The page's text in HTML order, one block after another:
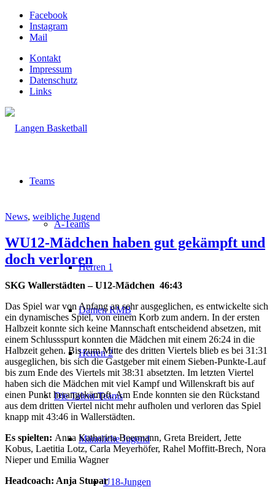
Facebook
Instagram
Mail
Kontakt
Impressum
Datenschutz
Links
Teams
A-Teams
Herren 1
Damen RMB
Herren 2
Die Talent-Teams
Männliche Jugend
U18-Jungen
News, weibliche Jugend
WU12-Mädchen haben gut gekämpft und
doch verloren
SKG Wallerstädten – U12-Mädchen 46:43
Das Spiel war von Anfang an sehr ausgeglichen, es entwickelte sich
ein dynamisches Spiel, von einem Korb zum andern. In der ersten
Halbzeit konnte sich keine Mannschaft entscheidend absetzen, mit
einem Schlussspurt konnten die Mädchen mit einem 26:24 in die
Halbzeit gehen. Bis zum Mitte des dritten Viertels blieb es bei 31:31
ausgeglichen, bis sich die Gastgeber mit einem Sieben-Punkte-Lauf
bis zum Ende des Viertels mit 38:31 absetzten. Im letzten Viertel
haben sich die Mädchen mit viel Kampf und Willenskraft bis auf
einen Punkt herangekämpft. Am Ende konnten sie den Rückstand
aus dem dritten Viertel nicht mehr aufholen und verloren das Spiel
knapp mit 43:46 in Wallerstädten.
Es spielten: Anna Katharina Beermann, Greta Breidert, Jette
Kobus, Laetitia Lotz, Carla Meyerhöfer, Rahel Moffitt-Brech, Nora
Nieper und Emilia Wagner
Headcoach: Anja Stupar